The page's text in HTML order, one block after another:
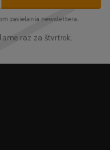
zasielania newslettera.
raz za štvrťrok.